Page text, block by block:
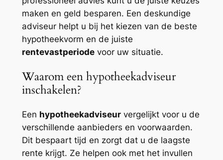
maken en geld besparen. Een deskundige
adviseur helpt u bij het kiezen van de beste
hypotheekvorm en de juiste
rentevastperiodevoor uw situatie.
Waarom een hypotheekadviseur
inschakelen?
Een hypotheekadviseurvergelijkt voor u de
verschillende aanbieders en voorwaarden.
Dit bespaart tijd en zorgt dat u de laagste
rente krijgt. Ze helpen ook met het invullen